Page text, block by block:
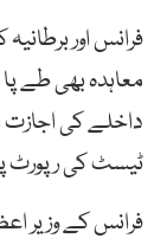
فرانس اور
معاہدہ بھی طے
داخلے کی اجازت
ٹیسٹ کی رپورٹ
فرانس کے وزیر